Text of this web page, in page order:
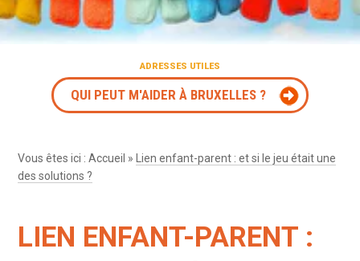
ADRESSES UTILES
QUI PEUT M'AIDER À BRUXELLES ?
Vous êtes ici :Accueil »
Lien enfant-parent : et si le jeu était une
des solutions ?
LIEN ENFANT-PARENT :